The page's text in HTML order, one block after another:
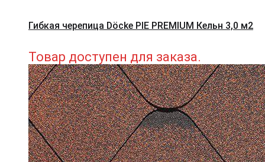
Гибкая черепица Döcke PIE PREMIUM Кельн 3,0 м2
Товар доступен для заказа.